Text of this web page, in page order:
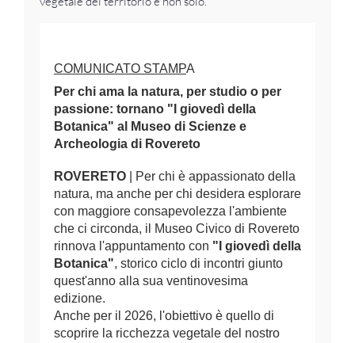
COMUNICATO STAMPA
Per chi ama la natura, per studio o per
passione: tornano "I giovedì della
Botanica" al Museo di Scienze e
Archeologia di Rovereto
ROVERETO | Per chi è appassionato della
natura, ma anche per chi desidera esplorare
con maggiore consapevolezza l'ambiente
che ci circonda, il Museo Civico di Rovereto
rinnova l'appuntamento con "I giovedì della
Botanica", storico ciclo di incontri giunto
quest'anno alla sua ventinovesima
edizione.
Anche per il 2026, l'obiettivo è quello di
scoprire la ricchezza vegetale del nostro